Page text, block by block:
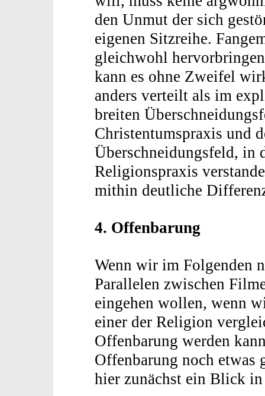
den Unmut der sich
eigenen Sitzreihe.
gleichwohl
kann es ohne Zweifel
anders verteilt als im
breiten
Christentumspraxis und
Überschneidungsfeld, in
Religionspraxis
mithin deutliche
4. Offenbarung
Wenn wir im Folgenden
Parallelen zwischen
eingehen wollen, wenn
einer der Religion
Offenbarung werden
Offenbarung noch etwas
hier zunächst ein Blick